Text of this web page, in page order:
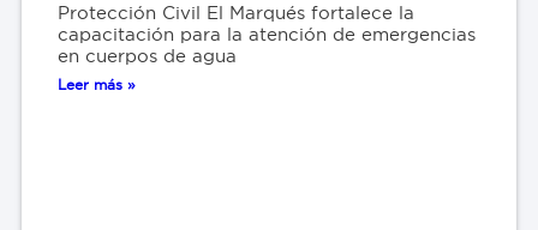
Protección Civil El Marqués fortalece la
capacitación para la atención de emergencias
en cuerpos de agua
Leer más »